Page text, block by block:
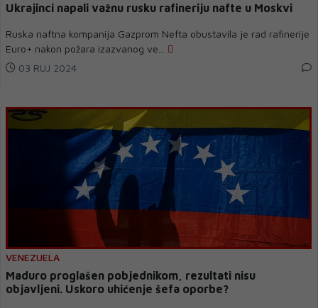
Ukrajinci napali važnu rusku rafineriju nafte u Moskvi
Ruska naftna kompanija Gazprom Nefta obustavila je rad rafinerije
Euro+ nakon požara izazvanog ve...
03 RUJ 2024
VENEZUELA
Maduro proglašen pobjednikom, rezultati nisu
objavljeni. Uskoro uhićenje šefa oporbe?